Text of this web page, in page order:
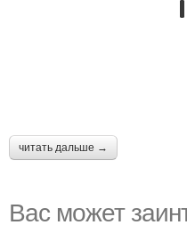
читать дальше →
Вас может